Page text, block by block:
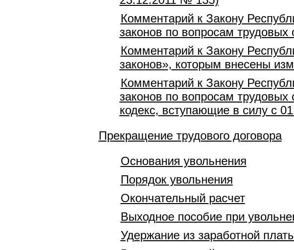
Комментарий к Закону
законов по вопросам трудовых
Комментарий к Закону
законов», которым внесены
Комментарий к Закону
законов по вопросам
кодекс, вступающие в силу с
Прекращение трудового договора
Основания увольнения
Порядок увольнения
Окончательный расчет
Выходное пособие при
Удержание из заработной